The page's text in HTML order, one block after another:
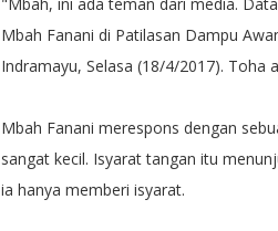
Mbah Fanani di Patilasan Dampu
Indramayu, Selasa (18/4/2017). Toha
Mbah Fanani merespons dengan
sangat kecil. Isyarat tangan itu
ia hanya memberi isyarat.